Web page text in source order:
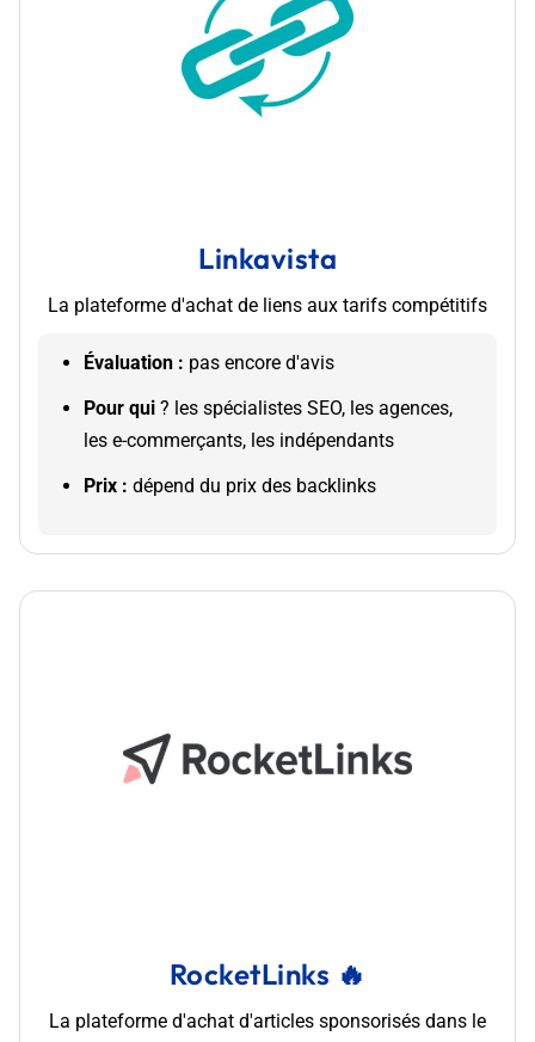
Linkavista
La plateforme d'achat de liens aux tarifs compétitifs
Évaluation : pas encore d'avis
Pour qui ? les spécialistes SEO, les agences,
les e-commerçants, les indépendants
Prix :dépend du prix des backlinks
RocketLinks 🔥
La plateforme d'achat d'articles sponsorisés dans le